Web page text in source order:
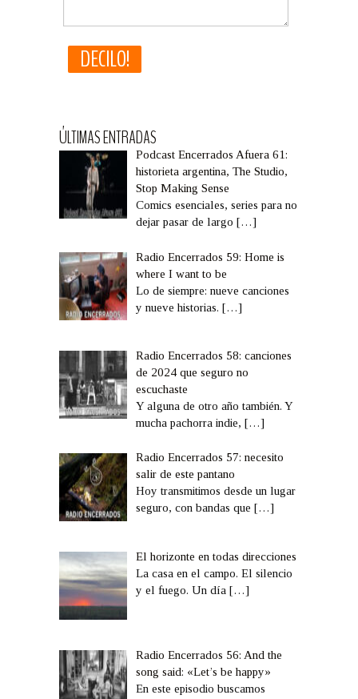
ÚLTIMAS ENTRADAS
Podcast Encerrados Afuera 61:
historieta argentina, The Studio,
Stop Making Sense
Comics esenciales, series para no
dejar pasar de largo[…]
Radio Encerrados 59: Home is
where I want to be
Lo de siempre: nueve canciones
y nueve historias.[…]
Radio Encerrados 58: canciones
de 2024 que seguro no
escuchaste
Y alguna de otro año también. Y
mucha pachorra indie,[…]
Radio Encerrados 57: necesito
salir de este pantano
Hoy transmitimos desde un lugar
seguro, con bandas que[…]
El horizonte en todas direcciones
La casa en el campo. El silencio
y el fuego. Un día[…]
Radio Encerrados 56: And the
song said: «Let’s be happy»
En este episodio buscamos